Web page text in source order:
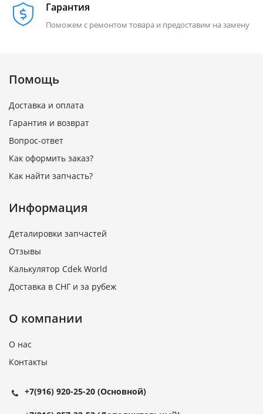
Гарантия
Поможем с ремонтом товара и предоставим на замену
Помощь
Доставка и оплата
Гарантия и возврат
Вопрос-ответ
Как оформить заказ?
Как найти запчасть?
Информация
Деталировки запчастей
Отзывы
Калькулятор Cdek World
Доставка в СНГ и за рубеж
О компании
О нас
Контакты
+7(916) 920-25-20 (Основной)